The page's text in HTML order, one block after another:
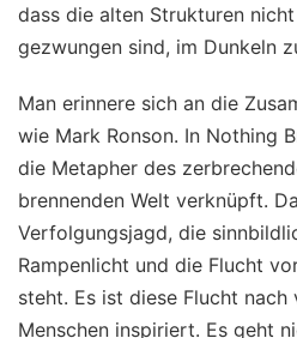
dass die alten Strukturen
gezwungen sind, im Dunkeln
Man erinnere sich an die
wie Mark Ronson. In Nothing
die Metapher des
brennenden Welt verknüpft.
Verfolgungsjagd, die
Rampenlicht und die Flucht
steht. Es ist diese Flucht
Menschen inspiriert. Es geht